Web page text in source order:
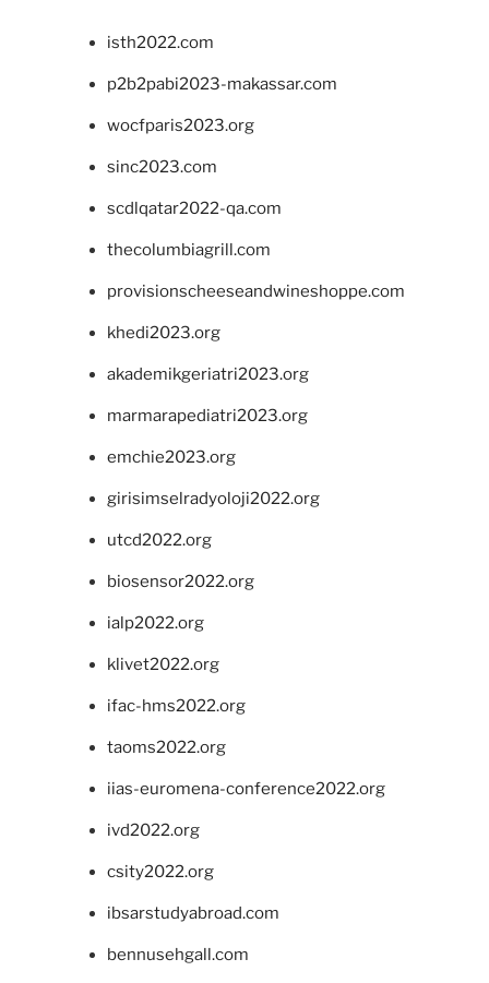
isth2022.com
p2b2pabi2023-makassar.com
wocfparis2023.org
sinc2023.com
scdlqatar2022-qa.com
thecolumbiagrill.com
provisionscheeseandwineshoppe.com
khedi2023.org
akademikgeriatri2023.org
marmarapediatri2023.org
emchie2023.org
girisimselradyoloji2022.org
utcd2022.org
biosensor2022.org
ialp2022.org
klivet2022.org
ifac-hms2022.org
taoms2022.org
iias-euromena-conference2022.org
ivd2022.org
csity2022.org
ibsarstudyabroad.com
bennusehgall.com